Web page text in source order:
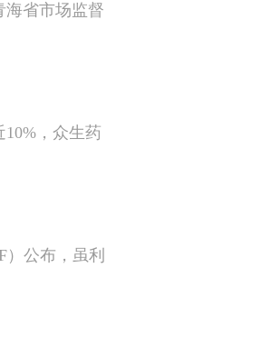
省市场监督
，众生药
公布，虽利